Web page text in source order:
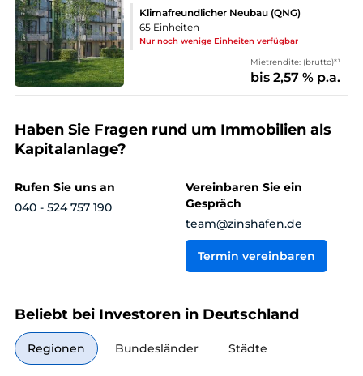
Klimafreundlicher Neubau (QNG)
65 Einheiten
Nur noch wenige Einheiten verfügbar
Mietrendite: (brutto)*¹
bis 2,57 % p.a.
Haben Sie Fragen rund um Immobilien als
Kapitalanlage?
Rufen Sie uns an
040 - 524 757 190
Vereinbaren Sie ein
Gespräch
team@zinshafen.de
Termin vereinbaren
Beliebt bei Investoren in Deutschland
Regionen Bundesländer Städte